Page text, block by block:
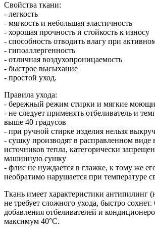
Свойства ткани:
- легкость
- мягкость и небольшая эластичность
- хорошая прочность и стойкость к износу
- способность отводить влагу при
- гипоаллергенность
- отличная воздухопроницаемость
- быстрое высыхание
- простой уход.
Правила ухода:
- бережный режим стирки и мягкие
- не следует применять отбеливатель и
выше 40 градусов
- при ручной стирке изделия нельзя
- сушку производят в расправленном виде
источников тепла, категорически
машинную сушку
- флис не нуждается в глажке, к тому же
необратимо нарушается при температуре
Ткань имеет характеристики антипилинг
не требует сложного ухода, быстро сохнет.
добавления отбеливателей и
максимум 40°C.